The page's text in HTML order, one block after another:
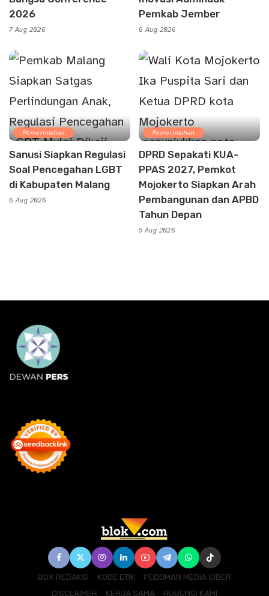
2026
7 Aug 2026
Pemkab Jember
6 Aug 2026
Pemerintahan
Sanusi Siapkan Regulasi
Soal Pencegahan LGBT
di Kabupaten Malang
6 Aug 2026
Pemerintahan
DPRD Sepakati KUA-
PPAS 2027, Pemkot
Mojokerto Siapkan Arah
Pembangunan dan APBD
Tahun Depan
5 Aug 2026
BOX REDAKSI KODE ETIK
PEDOMAN MEDIA SIBER
DISCLAIMER
KERJA SAMA HUBUNGI KAMI